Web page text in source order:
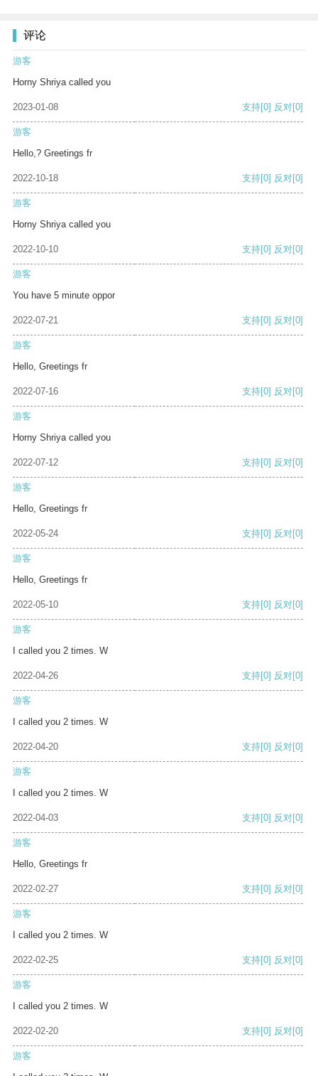
评论
游客
Horny Shriya called you
2023-01-08 支持[0] 反对[0]
游客
Hello,? Greetings fr
2022-10-18 支持[0] 反对[0]
游客
Horny Shriya called you
2022-10-10 支持[0] 反对[0]
游客
You have 5 minute oppor
2022-07-21 支持[0] 反对[0]
游客
Hello, Greetings fr
2022-07-16 支持[0] 反对[0]
游客
Horny Shriya called you
2022-07-12 支持[0] 反对[0]
游客
Hello, Greetings fr
2022-05-24 支持[0] 反对[0]
游客
Hello, Greetings fr
2022-05-10 支持[0] 反对[0]
游客
I called you 2 times. W
2022-04-26 支持[0] 反对[0]
游客
I called you 2 times. W
2022-04-20 支持[0] 反对[0]
游客
I called you 2 times. W
2022-04-03 支持[0] 反对[0]
游客
Hello, Greetings fr
2022-02-27 支持[0] 反对[0]
游客
I called you 2 times. W
2022-02-25 支持[0] 反对[0]
游客
I called you 2 times. W
2022-02-20 支持[0] 反对[0]
游客